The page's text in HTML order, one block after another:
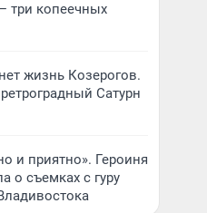
три копеечных
жизнь Козерогов.
Сатурн
и приятно». Героиня
о съемках с гуру